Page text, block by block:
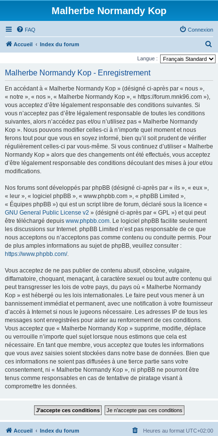
Malherbe Normandy Kop
FAQ Connexion
Accueil Index du forum
e
Langue :
Malherbe Normandy Kop - Enregistrement
En accédant à « Malherbe Normandy Kop » (désigné ci-après par « nous »,
« notre », « nos », « Malherbe Normandy Kop », « https://forum.mnk96.com »),
vous acceptez d’être légalement responsable des conditions suivantes. Si
vous n’acceptez pas d’être légalement responsable de toutes les conditions
suivantes, alors n’accédez pas et/ou n’utilisez pas « Malherbe Normandy
Kop ». Nous pouvons modifier celles-ci à n’importe quel moment et nous
ferons tout pour que vous en soyez informé, bien qu’il soit prudent de vérifier
régulièrement celles-ci par vous-même. Si vous continuez d’utiliser « Malherbe
Normandy Kop » alors que des changements ont été effectués, vous acceptez
d’être légalement responsable des conditions découlant des mises à jour et/ou
modifications.
Nos forums sont développés par phpBB (désigné ci-après par « ils », « eux »,
« leur », « logiciel phpBB », « www.phpbb.com », « phpBB Limited »,
« Équipes phpBB ») qui est un script libre de forum, déclaré sous la licence «
GNU General Public License v2 » (désigné ci-après par « GPL ») et qui peut
être téléchargé depuis www.phpbb.com. Le logiciel phpBB facilite seulement
les discussions sur Internet. phpBB Limited n’est pas responsable de ce que
nous acceptons ou n’acceptons pas comme contenu ou conduite permis. Pour
de plus amples informations au sujet de phpBB, veuillez consulter :
https://www.phpbb.com/.
Vous acceptez de ne pas publier de contenu abusif, obscène, vulgaire,
diffamatoire, choquant, menaçant, à caractère sexuel ou tout autre contenu qui
peut transgresser les lois de votre pays, du pays où « Malherbe Normandy
Kop » est hébergé ou les lois internationales. Le faire peut vous mener à un
bannissement immédiat et permanent, avec une notification à votre fournisseur
d’accès à Internet si nous le jugeons nécessaire. Les adresses IP de tous les
messages sont enregistrées pour aider au renforcement de ces conditions.
Vous acceptez que « Malherbe Normandy Kop » supprime, modifie, déplace
ou verrouille n’importe quel sujet lorsque nous estimons que cela est
nécessaire. En tant que membre, vous acceptez que toutes les informations
que vous avez saisies soient stockées dans notre base de données. Bien que
ces informations ne soient pas diffusées à une tierce partie sans votre
consentement, ni « Malherbe Normandy Kop », ni phpBB ne pourront être
tenus comme responsables en cas de tentative de piratage visant à
compromettre les données.
Accueil Index du forum Heures au format UTC+02:00